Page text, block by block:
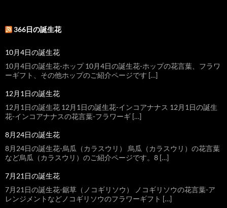
366日の誕生花
10月4日の誕生花
10月4日の誕生花-ホップ 10月4日の誕生花-ホップの花言葉、フラワ
ーギフト、その他ホップのご紹介ページです […]
12月1日の誕生花
12月1日の誕生花 12月1日の誕生花-インコアナナス 12月1日の誕生
花-インコアナナスの花言葉-フラワーギ […]
8月24日の誕生花
8月24日の誕生花-烏瓜（カラスウリ） 烏瓜（カラスウリ）の花言葉
など烏瓜（カラスウリ）のご紹介ページです。8 […]
7月21日の誕生花
7月21日の誕生花-鋸草（ノコギリソウ） ノコギリソウの花言葉-ア
レンジメントなどノコギリソウのフラワーギフト […]